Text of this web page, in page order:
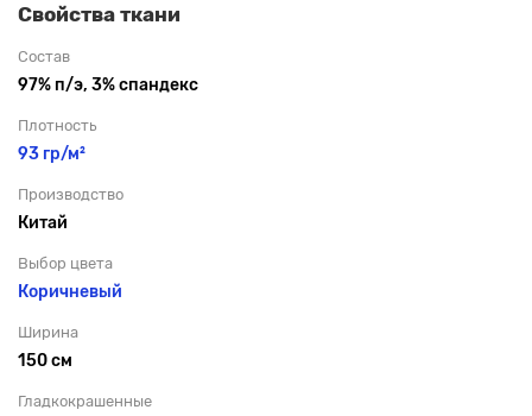
Свойства ткани
Состав
97% п/э, 3% спандекс
Плотность
93 гр/м²
Производство
Китай
Выбор цвета
Коричневый
Ширина
150 см
Гладкокрашенные